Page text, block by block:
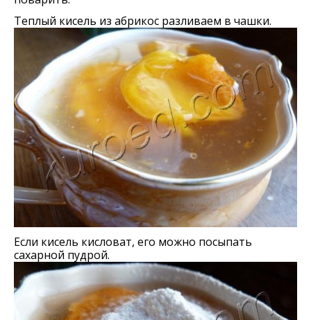
Теплый кисель из абрикос разливаем в чашки.
Если кисель кисловат, его можно посыпать
сахарной пудрой.